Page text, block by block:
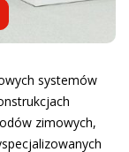
systemów
zimowych,